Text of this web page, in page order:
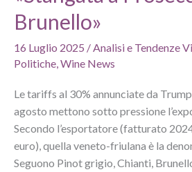
Brunello»
16 Luglio 2025 /Analisi e Tendenze
Politiche,Wine News
Le tariffs al 30% annunciate da
agosto mettono sotto pressione
Secondo l’esportatore (fatturato
euro), quella veneto-friulana è la
Seguono Pinot grigio, Chianti,